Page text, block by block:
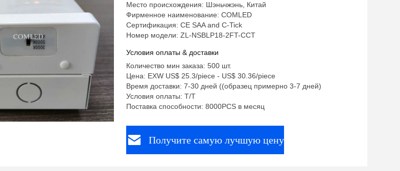
Место происхождения: Шэньчжэнь, Китай
Фирменное наименование: COMLED
Сертификация: CE SAA and C-Tick
Номер модели: ZL-NSBLP18-2FT-CCT
Условия оплаты & доставки
Количество мин заказа: 500 шт.
Цена: EXW US$ 25.3/piece - US$ 30.36/piece
Время доставки: 7-30 дней ((образец примерно 3-7 дней)
Условия оплаты: T/T
Поставка способности: 8000PCS в месяц
Получите самую лучшую цену